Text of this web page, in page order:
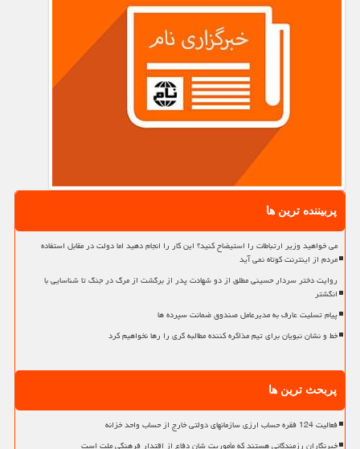
پربیننده ترین ها
می خواهید وزیر ارتباطات را استیضاح کنید؟ این کار را انجام دهید اما دولت در مقابل استفاده
مردم از اینترنت کوتاه نمی آید
روایت دختر سردار حسینی مطلق از دو شهادت پدر از برگشت از مرگ در جنگ تا شناسایی با
انگشتر
پیام تسلیت عارف به مدیرعامل صندوق ضمانت سپرده ها
خط و نشان نبویان برای تیم مذاکره کننده مطالبه گری را رها نخواهیم کرد
پربحث ترین ها
فعالیت 124 فقره حساب ارزی سازمانهای دولتی خارج از حساب واحد خزانه